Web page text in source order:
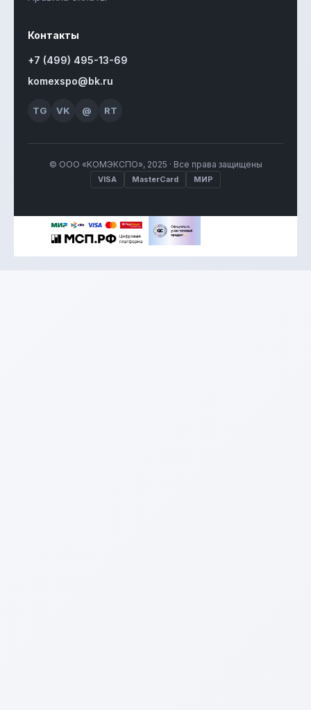
Контакты
+7 (499) 495-13-69
komexspo@bk.ru
TG VK @ RT
© ООО «КОМЭКСПО», 2025 · Все права защищены
VISA MasterCard МИР